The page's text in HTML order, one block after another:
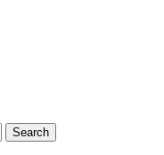
Search